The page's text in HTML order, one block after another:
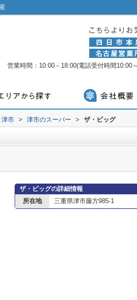
営業時間：10:00－18:00(電話受付時間10:00
津市 > 津市のスーパー > ザ・ビッグ
ザ・ビッグの詳細情報
所在地
三重県津市藤方985-1